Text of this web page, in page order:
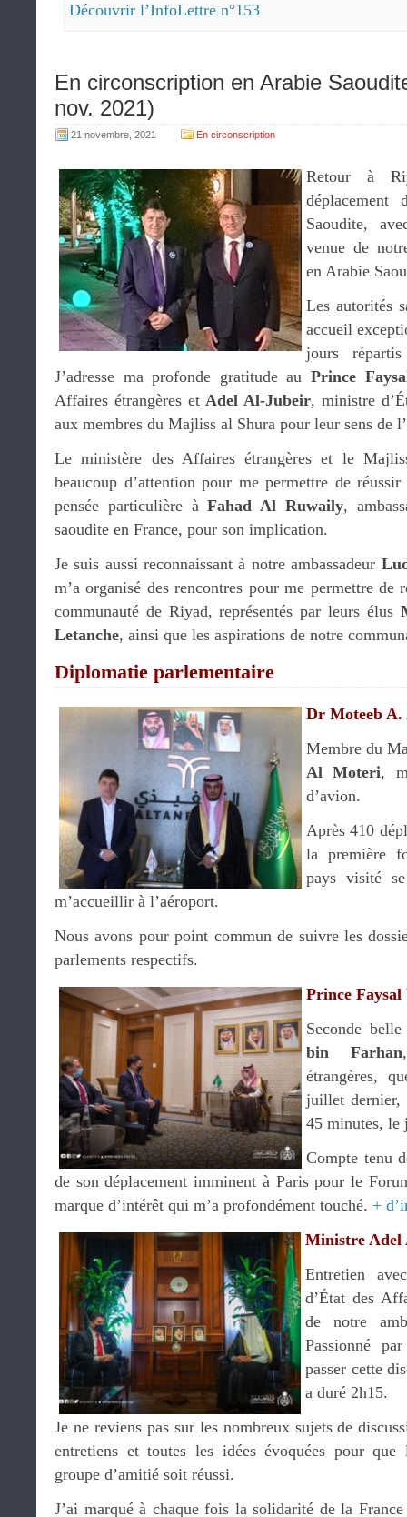
Découvrir l’InfoLettre n°153
En circonscription en Arabie
nov. 2021)
21 novembre, 2021 En circonscription
Retour à
déplacement
Saoudite,
venue de
en Arabie
Les autorités
accueil
jours
J’adresse ma profonde gratitude au Prince
Affaires étrangères etAdel Al-Jubeir, ministre
aux membres du Majliss al Shura pour leur sens de
Le ministère des Affaires étrangères et le
beaucoup d’attention pour me permettre de
pensée particulière àFahad Al Ruwaily,
saoudite en France, pour son implication.
Je suis aussi reconnaissant à notre ambassadeur
m’a organisé des rencontres pour me permettre de
communauté de Riyad, représentés par leurs élus
Letanche, ainsi que les aspirations de notre
Diplomatie parlementaire
Dr Moteeb
Membre du
Al Moteri,
d’avion.
Après 410
la première
pays visité
m’accueillir à l’aéroport.
Nous avons pour point commun de suivre les
parlements respectifs.
Prince
Seconde
bin Farhan
étrangères,
juillet dernier,
45 minutes, le
Compte tenu
de son déplacement imminent à Paris pour le
marque d’intérêt qui m’a profondément touché. +
Ministre Adel
Entretien
d’État des
de notre
Passionné
passer cette
a duré 2h15.
Je ne reviens pas sur les nombreux sujets de
entretiens et toutes les idées évoquées pour que
groupe d’amitié soit réussi.
J’ai marqué à chaque fois la solidarité de la France